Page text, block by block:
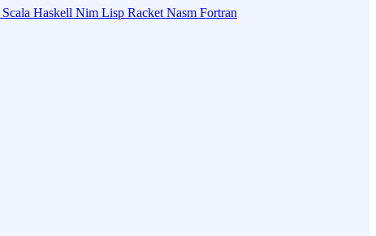
Scala Haskell Nim Lisp Racket Nasm Fortran